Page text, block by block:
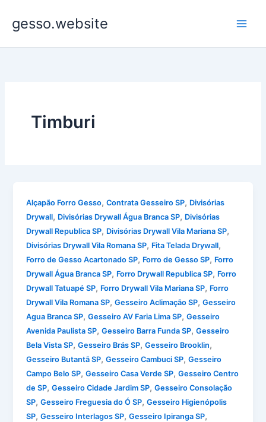
para
conteúdo
gesso.website
Timburi
Alçapão Forro Gesso,Contrata Gesseiro SP, Divisórias
Drywall, Divisórias Drywall Água Branca SP, Divisórias
Drywall Republica SP, Divisórias Drywall Vila Mariana SP,
Divisórias Drywall Vila Romana SP, Fita Telada Drywall,
Forro de Gesso Acartonado SP, Forro de Gesso SP, Forro
Drywall Água Branca SP, Forro Drywall Republica SP, Forro
Drywall Tatuapé SP, Forro Drywall Vila Mariana SP, Forro
Drywall Vila Romana SP,Gesseiro Aclimação SP,Gesseiro
Agua Branca SP,Gesseiro AV Faria Lima SP,Gesseiro
Avenida Paulista SP,Gesseiro Barra Funda SP,Gesseiro
Bela Vista SP,Gesseiro Brás SP,Gesseiro Brooklin,
Gesseiro Butantã SP,Gesseiro Cambuci SP,Gesseiro
Campo Belo SP,Gesseiro Casa Verde SP,Gesseiro Centro
de SP,Gesseiro Cidade Jardim SP,Gesseiro Consolação
SP,Gesseiro Freguesia do Ó SP,Gesseiro Higienópolis
SP,Gesseiro Interlagos SP,Gesseiro Ipiranga SP,